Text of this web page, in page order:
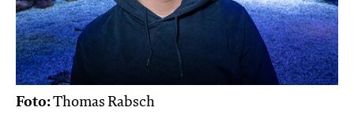
Foto:Thomas Rabsch